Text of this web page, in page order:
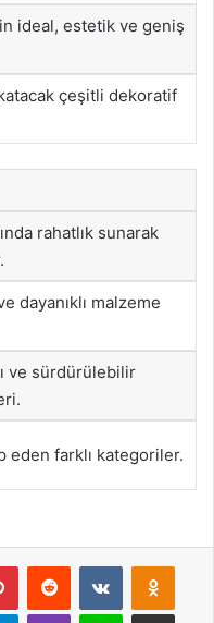
ideal, estetik ve geniş
çeşitli dekoratif
rahatlık sunarak
dayanıklı malzeme
ve sürdürülebilir
eden farklı kategoriler.
PinterestReddit VKontakte
TelegramViber Line E-Posta ile